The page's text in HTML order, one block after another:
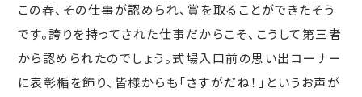
この春、その仕事が認められ、賞を取ることができたそう
です。誇りを持ってされた仕事だからこそ、こうして第三者
から認められたのでしょう。式場入口前の思い出コーナー
に表彰楯を飾り、皆様からも「さすがだね！」というお声が